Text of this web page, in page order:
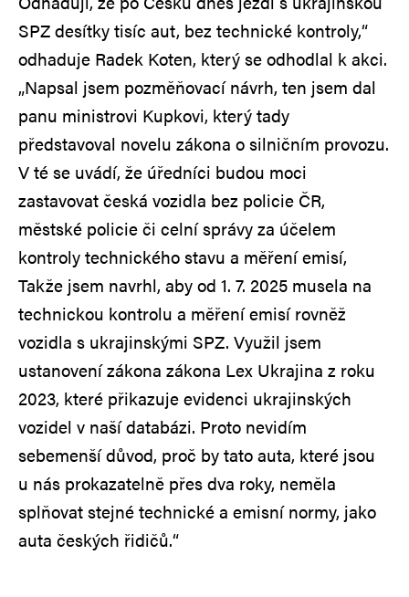
SPZ desítky tisíc aut, bez technické kontroly,“
odhaduje Radek Koten, který se odhodlal k akci.
„Napsal jsem pozměňovací návrh, ten jsem dal
panu ministrovi Kupkovi, který tady
představoval novelu zákona o silničním provozu.
V té se uvádí, že úředníci budou moci
zastavovat česká vozidla bez policie ČR,
městské policie či celní správy za účelem
kontroly technického stavu a měření emisí,
Takže jsem navrhl, aby od 1. 7. 2025 musela na
technickou kontrolu a měření emisí rovněž
vozidla s ukrajinskými SPZ. Využil jsem
ustanovení zákona zákona Lex Ukrajina z roku
2023, které přikazuje evidenci ukrajinských
vozidel v naší databázi. Proto nevidím
sebemenší důvod, proč by tato auta, které jsou
u nás prokazatelně přes dva roky, neměla
splňovat stejné technické a emisní normy, jako
auta českých řidičů.“